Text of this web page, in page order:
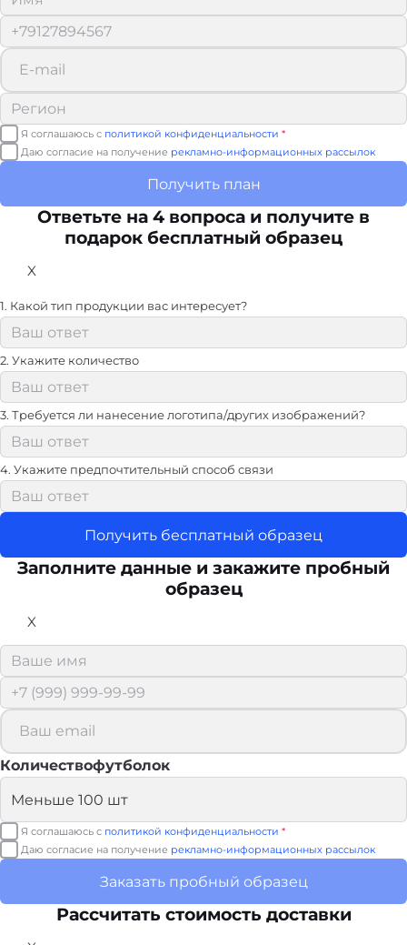
Я соглашаюсь с политикой конфиденциальности *
Даю согласие на получение рекламно-информационных рассылок
Получить план
Ответьте на 4 вопроса и получите в
подарок бесплатный образец
X
1. Какой тип продукции вас интересует?
2. Укажите количество
3. Требуется ли нанесение логотипа/других изображений?
4. Укажите предпочтительный способ связи
Получить бесплатный образец
Заполните данные и закажите пробный
образец
X
Количествофутболок
Я соглашаюсь с политикой конфиденциальности *
Даю согласие на получение рекламно-информационных рассылок
Заказать пробный образец
Рассчитать стоимость доставки